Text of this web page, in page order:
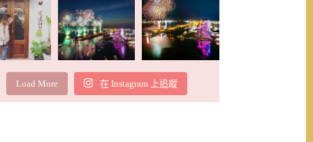
Load More 在 Instagram 上追蹤